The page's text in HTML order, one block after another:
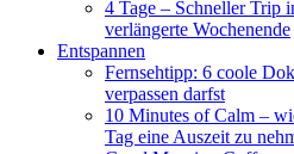
4 Tage – Schneller Trip
verlängerte Wochenende
Entspannen
Fernsehtipp: 6 coole
verpassen darfst
10 Minutes of Calm –
Tag eine Auszeit zu